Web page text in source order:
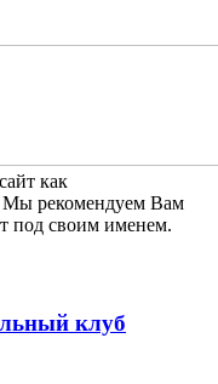
как
Мы рекомендуем Вам
под своим именем.
клуб